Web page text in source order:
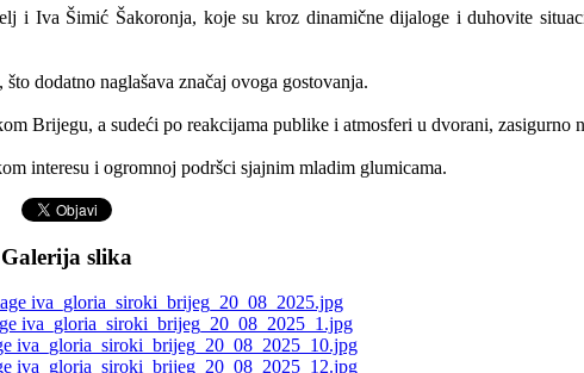
i Iva Šimić Šakoronja, koje su kroz dinamične dijaloge i duhovite
dodatno naglašava značaj ovoga gostovanja.
Brijegu, a sudeći po reakcijama publike i atmosferi u dvorani, zasigurno
interesu i ogromnoj podršci sjajnim mladim glumicama.
Galerija slika